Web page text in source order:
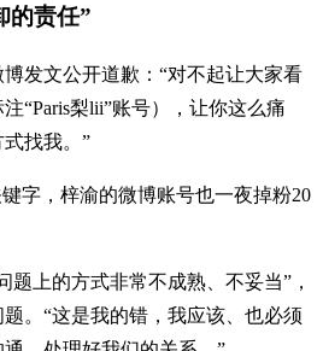
的责任”
发文公开道歉：“对不起让大家看
“Paris梨lii”账号），让你这么痛
找我。”
字，梓渝的微博账号也一夜掉粉20
题上的方式非常不成熟、不妥当”，
。“这是我的错，我应该、也必须